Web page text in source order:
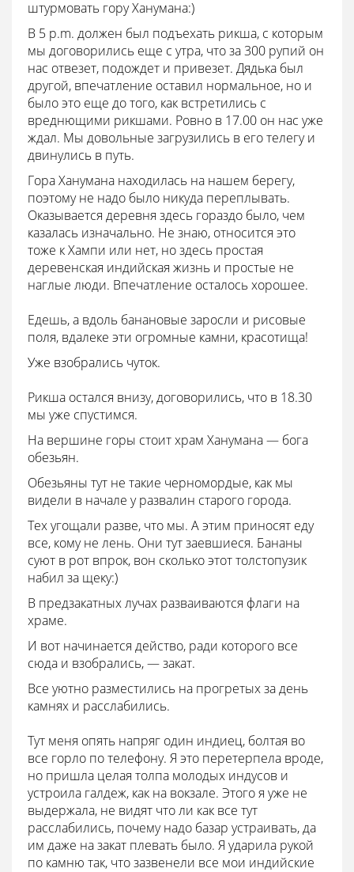
штурмовать гору Ханумана:)
В 5 p.m. должен был подъехать рикша, с которым
мы договорились еще с утра, что за 300 рупий он
нас отвезет, подождет и привезет. Дядька был
другой, впечатление оставил нормальное, но и
было это еще до того, как встретились с
вреднющими рикшами. Ровно в 17.00 он нас уже
ждал. Мы довольные загрузились в его телегу и
двинулись в путь.
Гора Ханумана находилась на нашем берегу,
поэтому не надо было никуда переплывать.
Оказывается деревня здесь гораздо было, чем
казалась изначально. Не знаю, относится это
тоже к Хампи или нет, но здесь простая
деревенская индийская жизнь и простые не
наглые люди. Впечатление осталось хорошее.
Едешь, а вдоль банановые заросли и рисовые
поля, вдалеке эти огромные камни, красотища!
Уже взобрались чуток.
Рикша остался внизу, договорились, что в 18.30
мы уже спустимся.
На вершине горы стоит храм Ханумана — бога
обезьян.
Обезьяны тут не такие черномордые, как мы
видели в начале у развалин старого города.
Тех угощали разве, что мы. А этим приносят еду
все, кому не лень. Они тут заевшиеся. Бананы
суют в рот впрок, вон сколько этот толстопузик
набил за щеку:)
В предзакатных лучах разваиваются флаги на
храме.
И вот начинается действо, ради которого все
сюда и взобрались, — закат.
Все уютно разместились на прогретых за день
камнях и расслабились.
Тут меня опять напряг один индиец, болтая во
все горло по телефону. Я это перетерпела вроде,
но пришла целая толпа молодых индусов и
устроила галдеж, как на вокзале. Этого я уже не
выдержала, не видят что ли как все тут
расслабились, почему надо базар устраивать, да
им даже на закат плевать было. Я ударила рукой
по камню так, что зазвенели все мои индийские